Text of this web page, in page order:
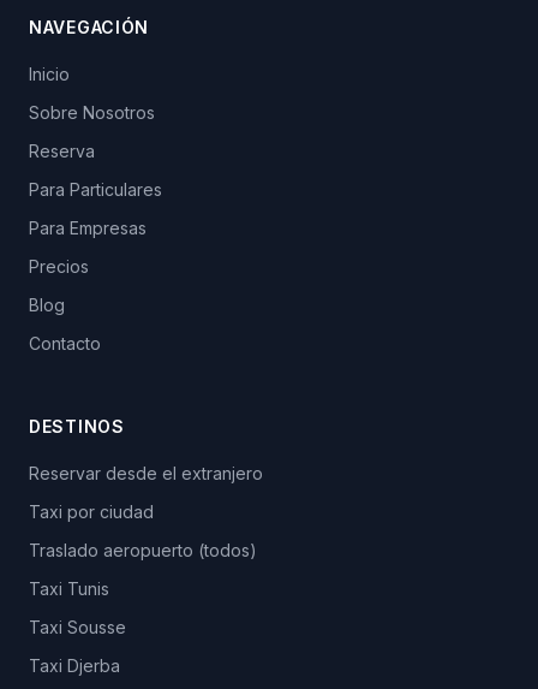
NAVEGACIÓN
Inicio
Sobre Nosotros
Reserva
Para Particulares
Para Empresas
Precios
Blog
Contacto
DESTINOS
Reservar desde el extranjero
Taxi por ciudad
Traslado aeropuerto (todos)
Taxi Tunis
Taxi Sousse
Taxi Djerba